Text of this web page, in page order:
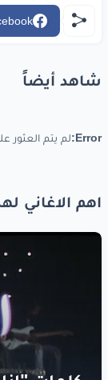
شاهد أيضاً
Error: لم يتم العثور
اهم الاغاني